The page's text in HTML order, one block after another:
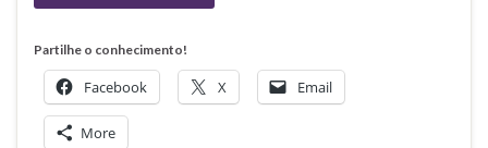
Partilhe o conhecimento!
Facebook X Email
More